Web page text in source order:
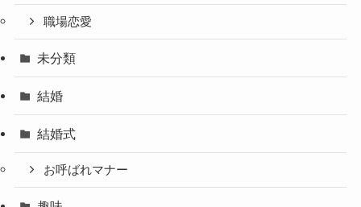
職場恋愛
未分類
結婚
結婚式
お呼ばれマナー